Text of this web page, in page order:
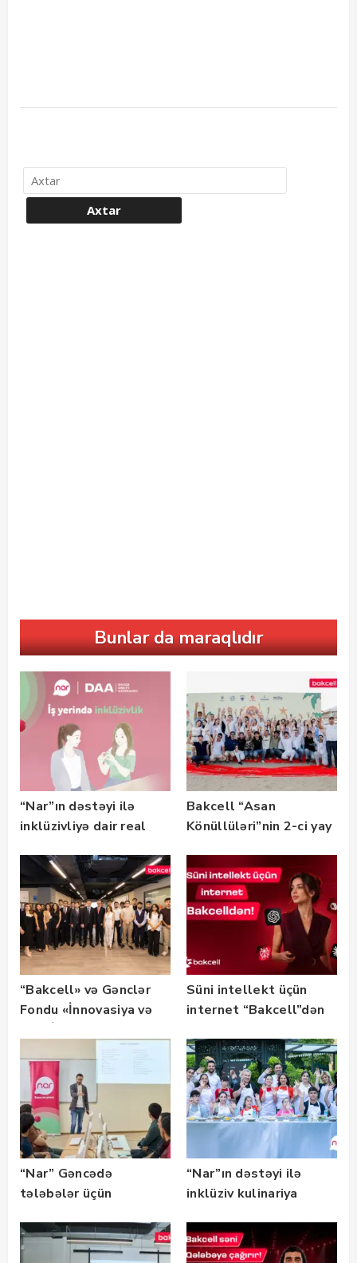
Bunlar da maraqlıdır
“Nar”ın dəstəyi ilə
inklüzivliyə dair real
təqdim edilir
Bakcell “Asan
Könüllüləri”nin 2-ci yay
olub — FOTO
“Bakcell» və Gənclər
Fondu «İnnovasiya və
təqaüd proqramının
qalibləri ilə görüş
keçirib
Süni intellekt üçün
internet “Bakcell”dən
“Nar” Gəncədə
tələbələr üçün
təlimləri təşkil edib
“Nar”ın dəstəyi ilə
inklüziv kulinariya
keçirilib — Fotolar